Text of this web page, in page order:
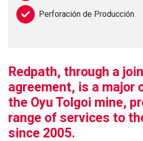
Perforación de Producción
Redpath, through a
agreement, is a major
the Oyu Tolgoi mine,
range of services to
since 2005.